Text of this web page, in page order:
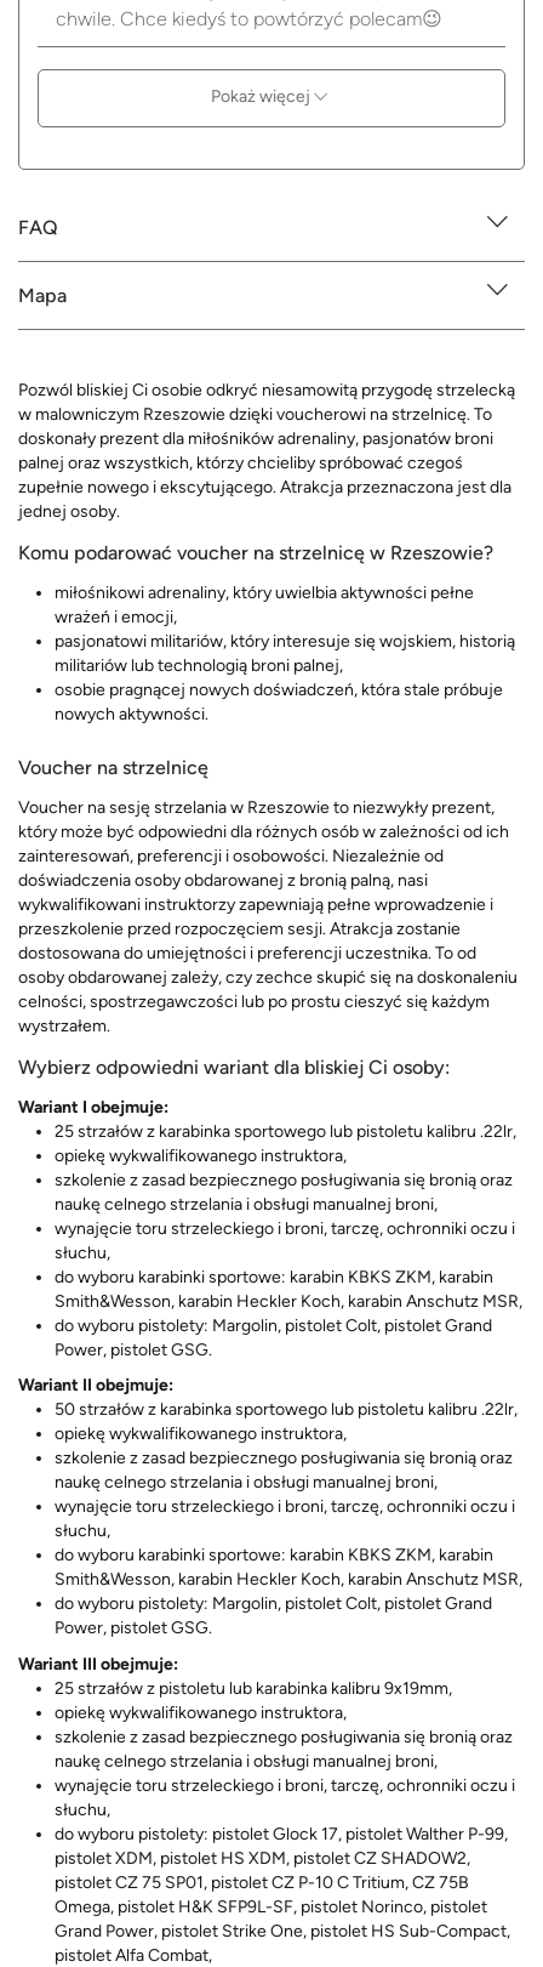
chwile. Chce kiedyś to powtórzyć polecam😉
Pokaż więcej
FAQ
Mapa
Pozwól bliskiej Ci osobie odkryć niesamowitą przygodę strzelecką
w malowniczym Rzeszowie dzięki voucherowi na strzelnicę. To
doskonały prezent dla miłośników adrenaliny, pasjonatów broni
palnej oraz wszystkich, którzy chcieliby spróbować czegoś
zupełnie nowego i ekscytującego. Atrakcja przeznaczona jest dla
jednej osoby.
Komu podarować voucher na strzelnicę w Rzeszowie?
miłośnikowi adrenaliny, który uwielbia aktywności pełne
wrażeń i emocji,
pasjonatowi militariów, który interesuje się wojskiem, historią
militariów lub technologią broni palnej,
osobie pragnącej nowych doświadczeń, która stale próbuje
nowych aktywności.
Voucher na strzelnicę
Voucher na sesję strzelania w Rzeszowie to niezwykły prezent,
który może być odpowiedni dla różnych osób w zależności od ich
zainteresowań, preferencji i osobowości. Niezależnie od
doświadczenia osoby obdarowanej z bronią palną, nasi
wykwalifikowani instruktorzy zapewniają pełne wprowadzenie i
przeszkolenie przed rozpoczęciem sesji. Atrakcja zostanie
dostosowana do umiejętności i preferencji uczestnika. To od
osoby obdarowanej zależy, czy zechce skupić się na doskonaleniu
celności, spostrzegawczości lub po prostu cieszyć się każdym
wystrzałem.
Wybierz odpowiedni wariant dla bliskiej Ci osoby:
Wariant I obejmuje:
25 strzałów z karabinka sportowego lub pistoletu kalibru .22lr,
opiekę wykwalifikowanego instruktora,
szkolenie z zasad bezpiecznego posługiwania się bronią oraz
naukę celnego strzelania i obsługi manualnej broni,
wynajęcie toru strzeleckiego i broni, tarczę, ochronniki oczu i
słuchu,
do wyboru karabinki sportowe: karabin KBKS ZKM, karabin
Smith&Wesson, karabin Heckler Koch, karabin Anschutz MSR,
do wyboru pistolety: Margolin, pistolet Colt, pistolet Grand
Power, pistolet GSG.
Wariant II obejmuje:
50 strzałów z karabinka sportowego lub pistoletu kalibru .22lr,
opiekę wykwalifikowanego instruktora,
szkolenie z zasad bezpiecznego posługiwania się bronią oraz
naukę celnego strzelania i obsługi manualnej broni,
wynajęcie toru strzeleckiego i broni, tarczę, ochronniki oczu i
słuchu,
do wyboru karabinki sportowe: karabin KBKS ZKM, karabin
Smith&Wesson, karabin Heckler Koch, karabin Anschutz MSR,
do wyboru pistolety: Margolin, pistolet Colt, pistolet Grand
Power, pistolet GSG.
Wariant III obejmuje:
25 strzałów z pistoletu lub karabinka kalibru 9x19mm,
opiekę wykwalifikowanego instruktora,
szkolenie z zasad bezpiecznego posługiwania się bronią oraz
naukę celnego strzelania i obsługi manualnej broni,
wynajęcie toru strzeleckiego i broni, tarczę, ochronniki oczu i
słuchu,
do wyboru pistolety: pistolet Glock 17, pistolet Walther P-99,
pistolet XDM, pistolet HS XDM, pistolet CZ SHADOW2,
pistolet CZ 75 SP01, pistolet CZ P-10 C Tritium, CZ 75B
Omega, pistolet H&K SFP9L-SF, pistolet Norinco, pistolet
Grand Power, pistolet Strike One, pistolet HS Sub-Compact,
pistolet Alfa Combat,